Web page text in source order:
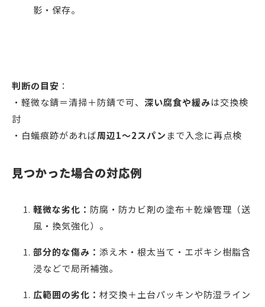
影・保存。
判断の目安 ：
・軽微な錆＝清掃＋防錆で可、 深い腐食や緩みは交換検
討
・白蟻痕跡があれば周辺1〜2スパン まで入念に再点検
見つかった場合の対応例
軽微な劣化： 防腐・防カビ剤の塗布＋乾燥管理（送
風・換気強化）。
部分的な傷み： 添え木・根太当て・エポキシ樹脂含
浸などで局所補強。
広範囲の劣化： 材交換＋土台パッキンや防湿ライン